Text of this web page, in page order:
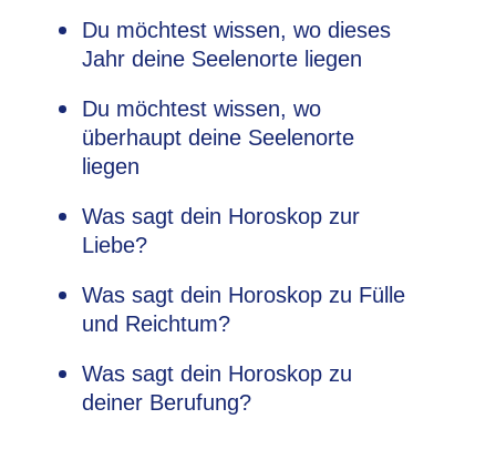
Du möchtest wissen, wo dieses
Jahr deine Seelenorte liegen
Du möchtest wissen, wo
überhaupt deine Seelenorte
liegen
Was sagt dein Horoskop zur
Liebe?
Was sagt dein Horoskop zu Fülle
und Reichtum?
Was sagt dein Horoskop zu
deiner Berufung?